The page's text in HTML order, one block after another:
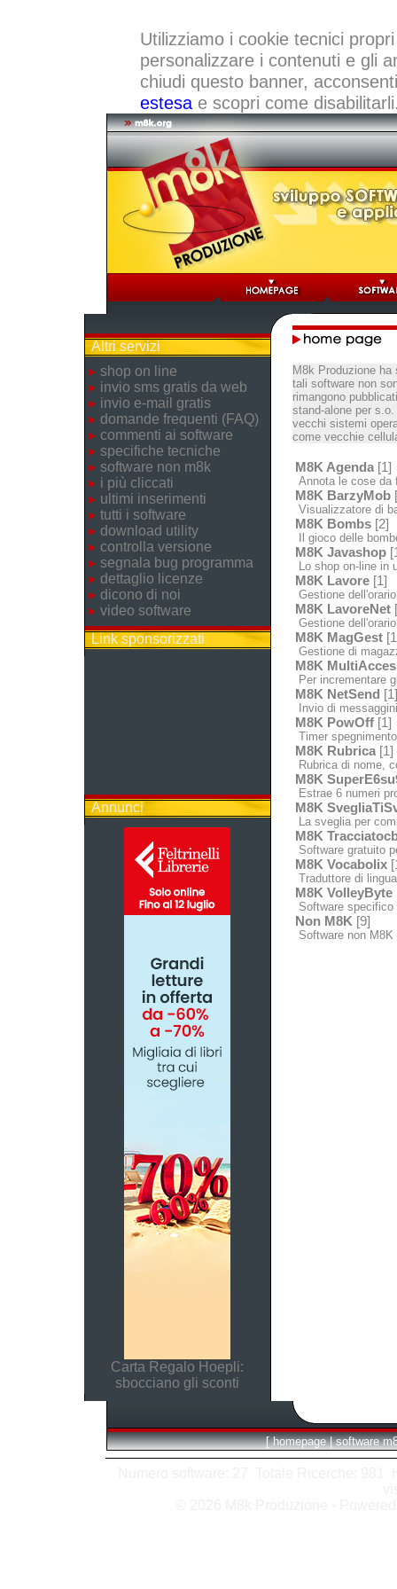
Utilizziamo i cookie tecnici
personalizzare i contenuti e gli
chiudi questo banner,
estesae scopri come
Altri servizi
shop on line
invio sms gratis da web
invio e-mail gratis
domande frequenti (FAQ)
commenti ai software
specifiche tecniche
software non m8k
i più cliccati
ultimi inserimenti
tutti i software
download utility
controlla versione
segnala bug programma
dettaglio licenze
dicono di noi
video software
Link sponsorizzati
Annunci
Carta Regalo Hoepli:
sbocciano gli sconti
M8k Produzione
tali software non
rimangono
stand-alone per
vecchi sistemi
come vecchie
M8K Agenda[1]
Annota le cose da
M8K BarzyMob
Visualizzatore di
M8K Bombs[2]
Il gioco delle
M8K Javashop
Lo shop on-line in
M8K Lavore[1]
Gestione
M8K LavoreNet
Gestione
M8K MagGest
Gestione di
M8K
Per incrementare
M8K NetSend [1]
Invio di
M8K PowOff[1]
Timer
M8K Rubrica[1]
Rubrica di nome,
M8K
Estrae 6 numeri
M8K
La sveglia per
M8K
Software gratuito
M8K Vocabolix
Traduttore di
M8K VolleyByte
Software
Non M8K [9]
Software non M8K
[ homepage | software